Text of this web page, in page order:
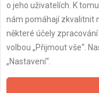
o jeho uživatelích. K
nám pomáhají zkvalitnit
některé účely
volbou „Přijmout vše“.
„Nastavení“.